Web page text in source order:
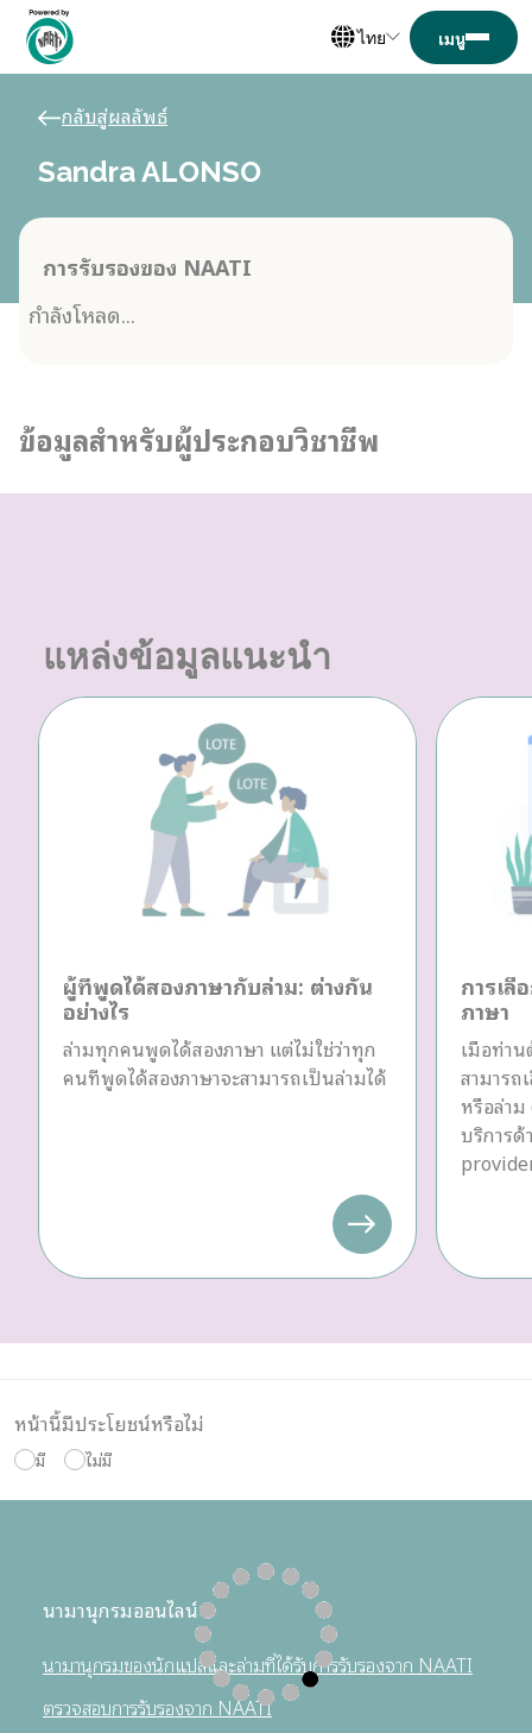
ไทย
กลับสู่ผลลัพธ์
Sandra ALONSO
การรับรองของ NAATI
กำลังโหลด...
ข้อมูลสำหรับผู้ประกอบวิชาชีพ
แหล่งข้อมูลแนะนำ
ผู้ที่พูดได้สองภาษากับล่าม: ต่างกัน
อย่างไร
ล่ามทุกคนพูดได้สองภาษา แต่ไม่ใช่ว่าทุก
คนที่พูดได้สองภาษาจะสามารถเป็นล่ามได้
การเ
ภาษา
เมื่อท่า
สามาร
หรือล่า
บริการ
หน้านี้มีประโยชน์หรือไม่
มี ไม่มี
นามานุกรมออนไลน์
นามานุกรมของนักแปลและล่ามที่ได้รับการรับรองจาก NAATI
ตรวจสอบการรับรองจาก NAATI